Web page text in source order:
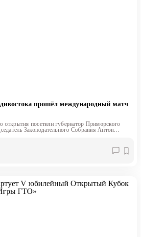
прошёл международный матч
посетили губернатор Приморского
Законодательного Собрания Антон